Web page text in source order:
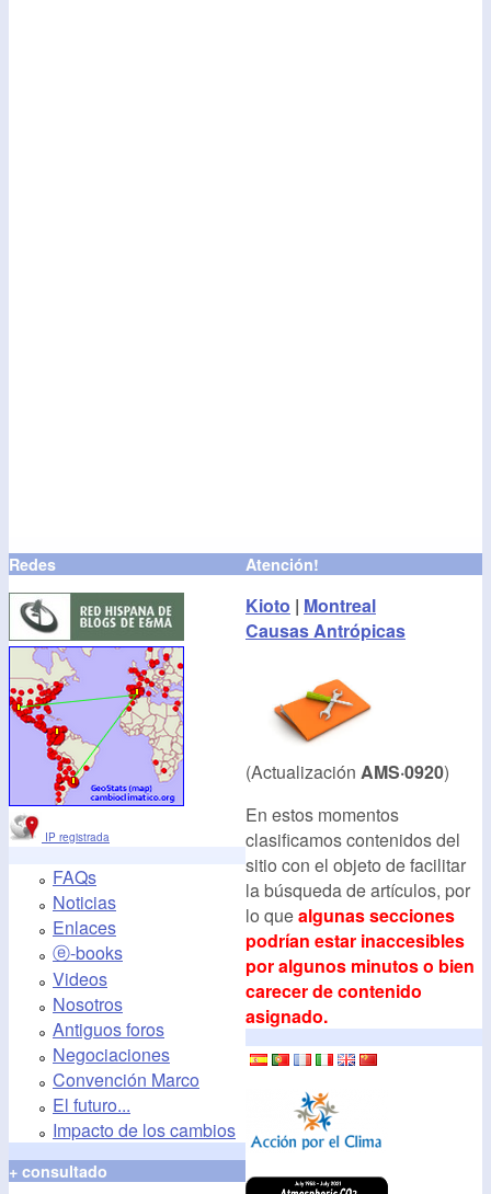
Redes
IP registrada
FAQs
Noticias
Enlaces
ⓔ-books
Videos
Nosotros
Antiguos foros
Negociaciones
Convención Marco
El futuro...
Impacto de los cambios
+ consultado
Atención!
Kioto | Montreal
Causas Antrópicas
(Actualización AMS·0920)
En estos momentos
clasificamos contenidos del
sitio con el objeto de facilitar
la búsqueda de artículos, por
lo quealgunas secciones
podrían estar inaccesibles
por algunos minutos o bien
carecer de contenido
asignado.